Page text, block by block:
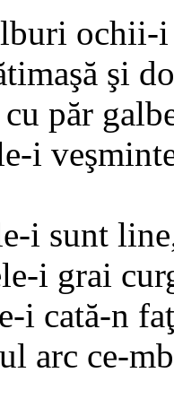
ochii-i
şi
păr
i
i sunt
i grai
i cată-n
arc ce-